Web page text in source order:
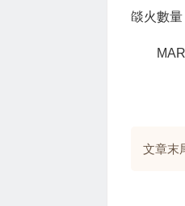
燄火數
文章末